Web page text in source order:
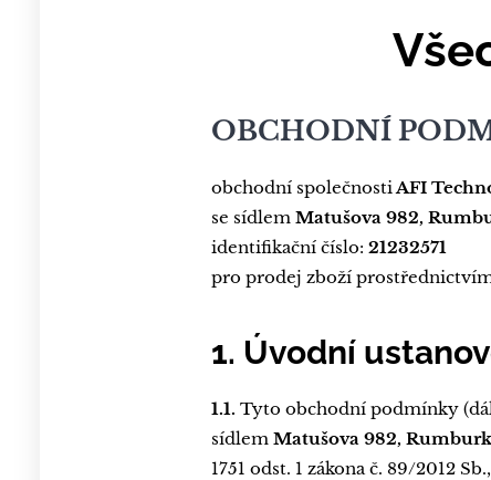
OBCHODNÍ
obchodní společnostiAFI
se sídlem Matušova 982,
identifikační číslo: 21232571
pro prodej zboží
1. Úvodní
1.1. Tyto obchodní podmínky
sídlem Matušova 982, Rumburk
1751 odst. 1 zákona č. 89/2012